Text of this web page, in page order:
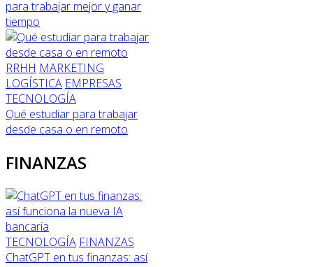
para trabajar mejor y ganar
tiempo
RRHH MARKETING
LOGÍSTICA EMPRESAS
TECNOLOGÍA
Qué estudiar para trabajar
desde casa o en remoto
FINANZAS
TECNOLOGÍA FINANZAS
ChatGPT en tus finanzas: así